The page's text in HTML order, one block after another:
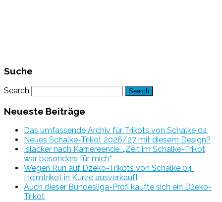
Suche
Search
Neueste Beiträge
Das umfassende Archiv für Trikots von Schalke 04
Neues Schalke-Trikot 2026/27 mit diesem Design?
Islacker nach Karriereende: „Zeit im Schalke-Trikot
war besonders für mich“
Wegen Run auf Dzeko-Trikots von Schalke 04:
Heimtrikot in Kürze ausverkauft
Auch dieser Bundesliga-Profi kaufte sich ein Džeko-
Trikot